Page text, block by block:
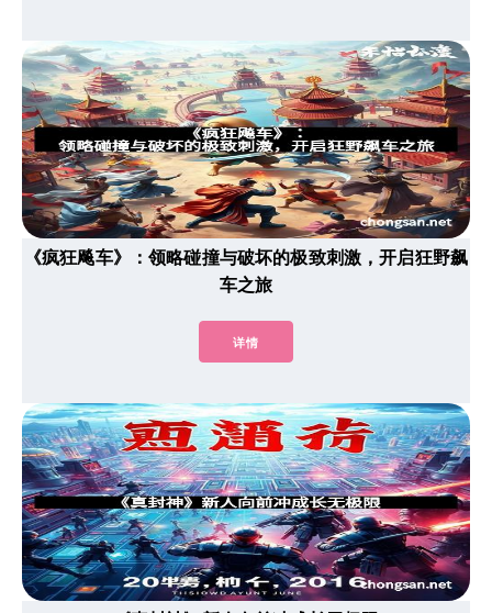
《疯狂飚车》：领略碰撞与破坏的极致刺激，开启狂野飙
车之旅
详情